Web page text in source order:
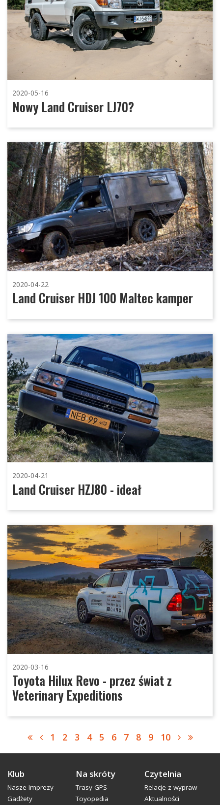
2020-05-16
Nowy Land Cruiser LJ70?
2020-04-22
Land Cruiser HDJ 100 Maltec kamper
2020-04-21
Land Cruiser HZJ80 - ideał
2020-03-16
Toyota Hilux Revo - przez świat z
Veterinary Expeditions
1 2 3 4 5 6 7 8 9 10
Klub
Nasze Imprezy
Gadżety
Na skróty
Trasy GPS
Toyopedia
Czytelnia
Relacje z wypraw
Aktualności